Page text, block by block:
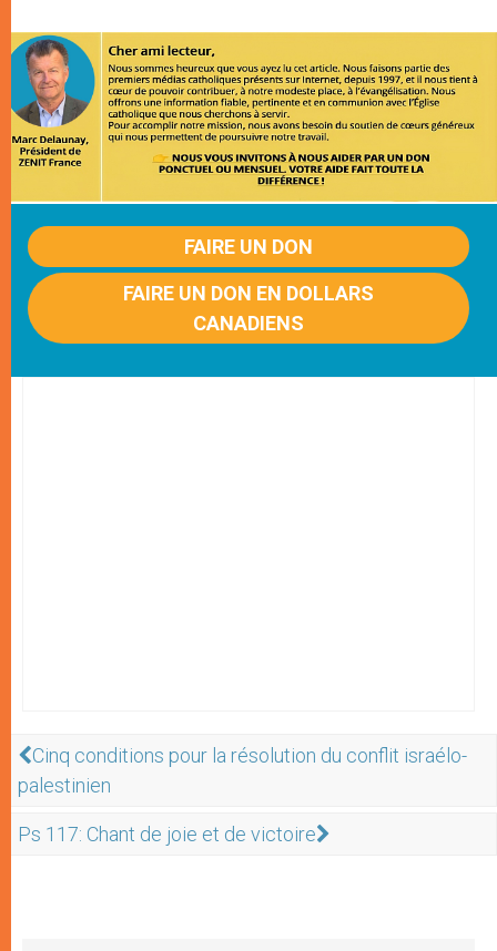
FAIRE UN DON
FAIRE UN DON EN DOLLARS
CANADIENS
Cinq conditions pour la résolution du conflit israélo-
palestinien
Ps 117: Chant de joie et de victoire